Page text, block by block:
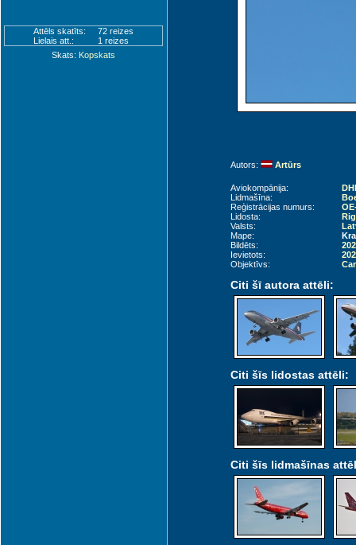
Attēls skatīts:
72 reizes
Lielais att.:
1 reizes
Skats: Kopskats
Autors: Artūrs
Aviokompānija:
Lidmašīna:
Reģistrācijas numurs:
Lidosta:
Valsts:
Mape:
Bildēts:
Ievietots:
Objektīvs:
Citi šī autora attēli:
Citi šīs lidostas attēli:
Citi šīs lidmašīnas